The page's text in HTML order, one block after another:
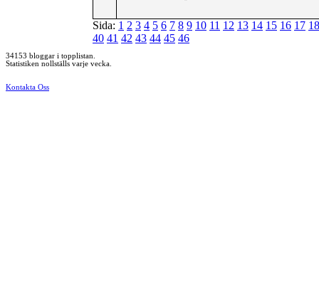
Sida: 1 2 3 4 5 6 7 8 9 10 11 12 13 14 15 16 17 18
40 41 42 43 44 45 46
34153 bloggar i topplistan.
Statistiken nollställs varje vecka.
Kontakta Oss